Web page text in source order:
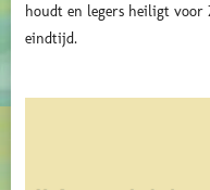
houdt en legers heiligt
eindtijd.